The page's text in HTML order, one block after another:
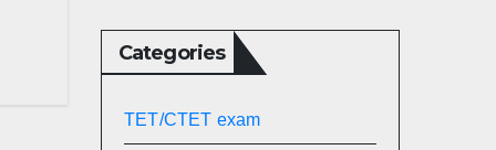
Categories
TET/CTET exam